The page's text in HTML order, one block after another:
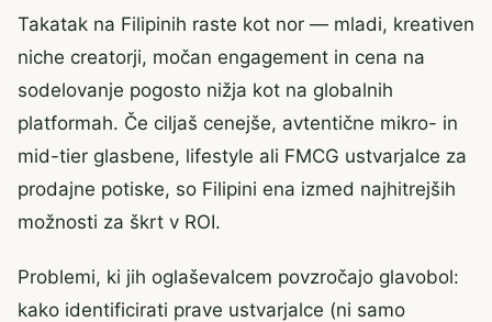
Takatak na Filipinih raste kot nor — mladi, kreativen
niche creatorji, močan engagement in cena na
sodelovanje pogosto nižja kot na globalnih
platformah. Če ciljaš cenejše, avtentične mikro- in
mid-tier glasbene, lifestyle ali FMCG ustvarjalce za
prodajne potiske, so Filipini ena izmed najhitrejših
možnosti za škrt v ROI.
Problemi, ki jih oglaševalcem povzročajo glavobol:
kako identificirati prave ustvarjalce (ni samo